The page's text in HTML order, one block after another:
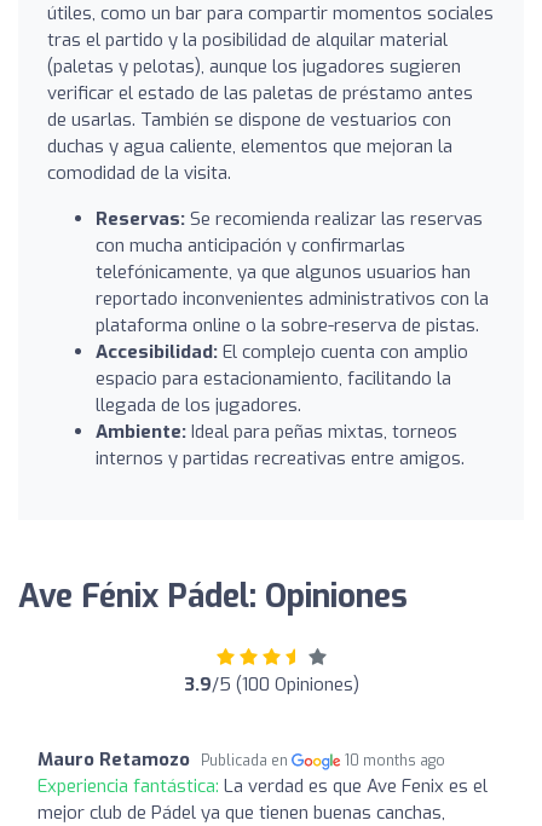
útiles, como un bar para compartir momentos sociales
tras el partido y la posibilidad de alquilar material
(paletas y pelotas), aunque los jugadores sugieren
verificar el estado de las paletas de préstamo antes
de usarlas. También se dispone de vestuarios con
duchas y agua caliente, elementos que mejoran la
comodidad de la visita.
Reservas: Se recomienda realizar las reservas
con mucha anticipación y confirmarlas
telefónicamente, ya que algunos usuarios han
reportado inconvenientes administrativos con la
plataforma online o la sobre-reserva de pistas.
Accesibilidad: El complejo cuenta con amplio
espacio para estacionamiento, facilitando la
llegada de los jugadores.
Ambiente: Ideal para peñas mixtas, torneos
internos y partidas recreativas entre amigos.
Ave Fénix ​​Pádel: Opiniones
3.9/5 (100 Opiniones)
Mauro Retamozo Publicada en 10 months ago
Experiencia fantástica: La verdad es que Ave Fenix es el
mejor club de Pádel ya que tienen buenas canchas,